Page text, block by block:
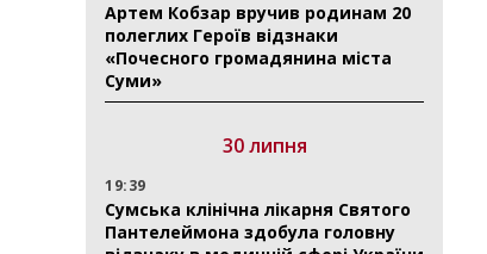
Артем Кобзар вручив родинам 20
полеглих Героїв відзнаки
«Почесного громадянина міста
Суми»
30 липня
19:39
Сумська клінічна лікарня Святого
Пантелеймона здобула головну